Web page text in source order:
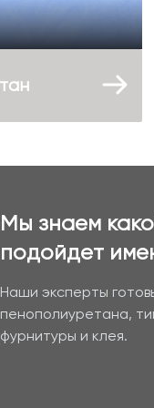
Мы знаем
подойдет
Наши эксперты
пенополиуретана,
фурнитуры и клея.